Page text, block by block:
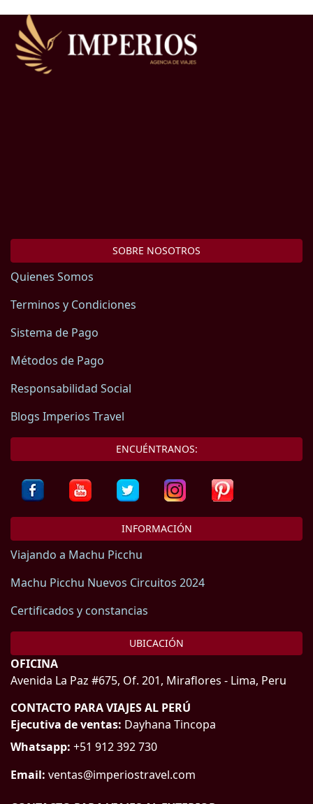
SOBRE NOSOTROS
Quienes Somos
Terminos y Condiciones
Sistema de Pago
Métodos de Pago
Responsabilidad Social
Blogs Imperios Travel
ENCUÉNTRANOS:
INFORMACIÓN
Viajando a Machu Picchu
Machu Picchu Nuevos Circuitos 2024
Certificados y constancias
UBICACIÓN
OFICINA
Avenida La Paz #675, Of. 201, Miraflores - Lima, Peru
CONTACTO PARA VIAJES AL PERÚ
Ejecutiva de ventas: Dayhana Tincopa
Whatsapp: +51 912 392 730
Email: ventas@imperiostravel.com